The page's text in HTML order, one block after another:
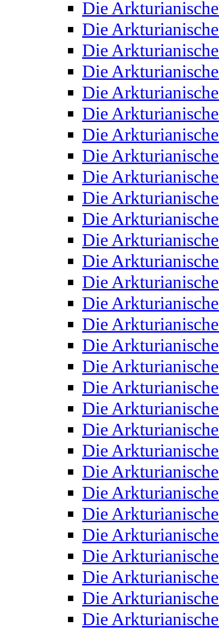
Die
Die
Die
Die
Die
Die
Die
Die
Die
Die
Die
Die
Die
Die
Die
Die
Die
Die
Die
Die
Die
Die
Die
Die
Die
Die
Die
Die
Die
Die